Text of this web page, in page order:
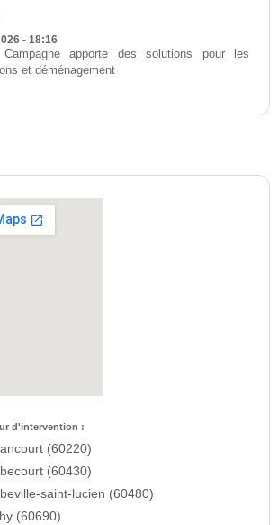
- 18:16
apporte des solutions pour les
et déménagement
d'intervention :
(60220)
(60430)
saint-lucien (60480)
(60690)